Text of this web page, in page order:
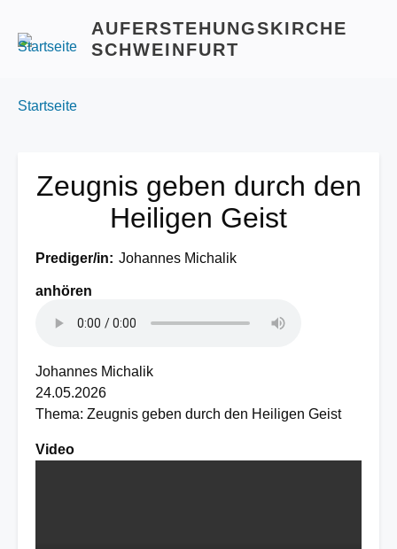
AUFERSTEHUNGSKIRCHE
SCHWEINFURT
BREADCRUMBS
You
Startseite
Zeugnis geben durch den
Heiligen Geist
Prediger/in Johannes Michalik
anhören
Johannes Michalik
24.05.2026
Thema: Zeugnis geben durch den Heiligen Geist
Video